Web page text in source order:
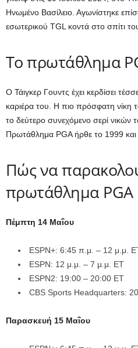
Ηνωμένο Βασίλειο. Αγωνίστηκε
εσωτερικού TGL κοντά στο σπίτι
Το πρωτάθλημα
Ο Τάιγκερ Γουντς έχει κερδίσει
καριέρα του. Η πιο πρόσφατη νίκη
το δεύτερο συνεχόμενο σερί νικών
Πρωτάθλημα PGA ήρθε το 1999 και
Πώς να
πρωτάθλημα PGA
Πέμπτη 14 Μαΐου
ESPN+: 6:45 π.μ. – 12 μ.μ.
ESPN: 12 μ.μ. – 7 μ.μ. ET
ESPN2: 19:00 – 20:00 ET
CBS Sports Headquarters:
Παρασκευή 15 Μαΐου